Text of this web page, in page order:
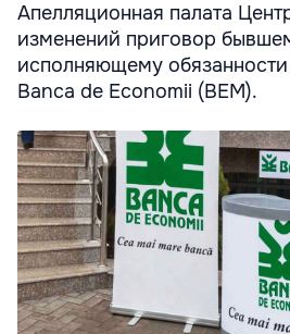
Апелляционная палата
изменений приговор
исполняющему
Banca de Economii (BEM).